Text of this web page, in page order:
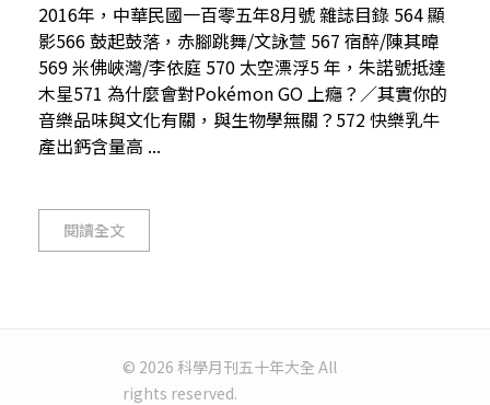
2016年，中華民國一百零五年8月號 雜誌目錄 564 顯
影566 鼓起鼓落，赤腳跳舞/文詠萱 567 宿醉/陳其暐
569 米佛峽灣/李依庭 570 太空漂浮5 年，朱諾號抵達
木星571 為什麼會對Pokémon GO 上癮？／其實你的
音樂品味與文化有關，與生物學無關？572 快樂乳牛
產出鈣含量高 ...
閱讀全文
© 2026 科學月刊五十年大全 All
rights reserved.